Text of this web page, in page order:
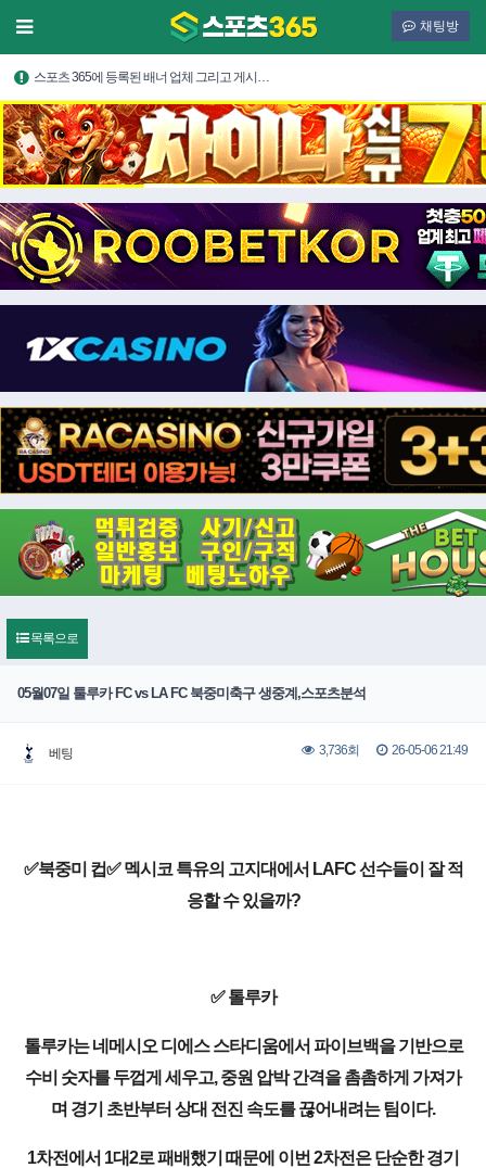
채팅방
스포츠 365에 등록된 배너 업체 그리고 게시…
목록으로
05월07일 툴루카 FC vs LA FC 북중미축구 생중계,스포츠분석
베팅 3,736회 26-05-06 21:49
✅북중미 컵✅ 멕시코 특유의 고지대에서 LAFC 선수들이 잘 적
응할 수 있을까?
✅ 톨루카
톨루카는 네메시오 디에스 스타디움에서 파이브백을 기반으로
수비 숫자를 두껍게 세우고, 중원 압박 간격을 촘촘하게 가져가
며 경기 초반부터 상대 전진 속도를 끊어내려는 팀이다.
1차전에서 1대2로 패배했기 때문에 이번 2차전은 단순한 경기